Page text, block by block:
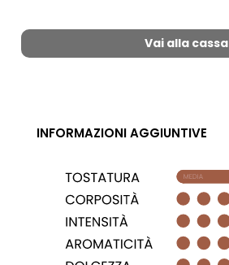
Vai alla cassa
INFORMAZIONI AGGIUNTIVE